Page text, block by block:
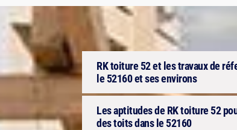
RK toiture 52 et les travaux de
le 52160 et ses environs
Les aptitudes de RK toiture 52
des toits dans le 52160